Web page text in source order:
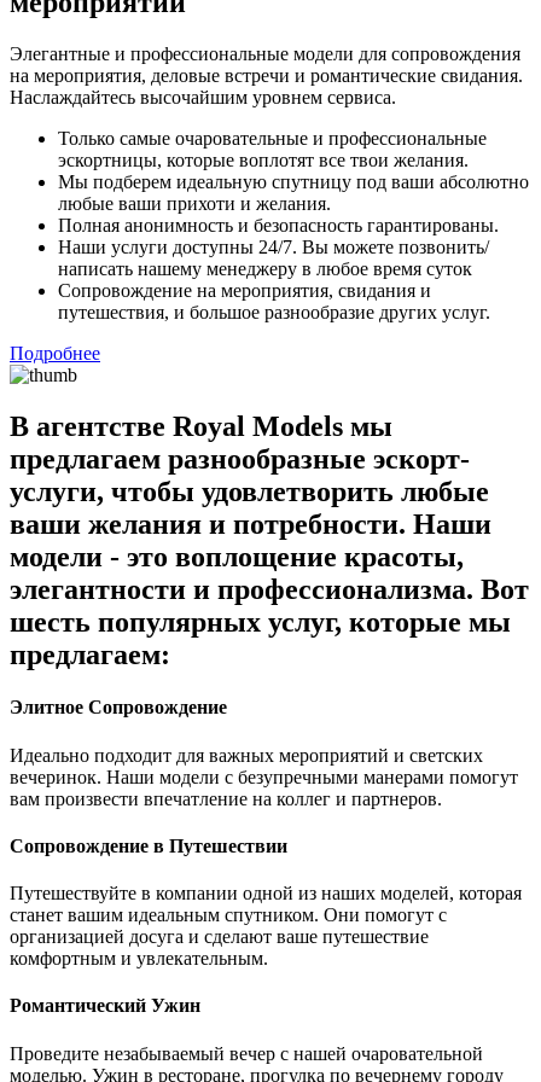
Элегантные и профессиональные модели для сопровождения
на мероприятия, деловые встречи и романтические свидания.
Наслаждайтесь высочайшим уровнем сервиса.
Только самые очаровательные и профессиональные
эскортницы, которые воплотят все твои желания.
Мы подберем идеальную спутницу под ваши абсолютно
любые ваши прихоти и желания.
Полная анонимность и безопасность гарантированы.
Наши услуги доступны 24/7. Вы можете позвонить/
написать нашему менеджеру в любое время суток
Сопровождение на мероприятия, свидания и
путешествия, и большое разнообразие других услуг.
Подробнее
В агентстве Royal Models мы
предлагаем разнообразные эскорт-
услуги, чтобы удовлетворить любые
ваши желания и потребности. Наши
модели - это воплощение красоты,
элегантности и профессионализма. Вот
шесть популярных услуг, которые мы
предлагаем:
Элитное Сопровождение
Идеально подходит для важных мероприятий и светских
вечеринок. Наши модели с безупречными манерами помогут
вам произвести впечатление на коллег и партнеров.
Сопровождение в Путешествии
Путешествуйте в компании одной из наших моделей, которая
станет вашим идеальным спутником. Они помогут с
организацией досуга и сделают ваше путешествие
комфортным и увлекательным.
Романтический Ужин
Проведите незабываемый вечер с нашей очаровательной
моделью. Ужин в ресторане, прогулка по вечернему городу